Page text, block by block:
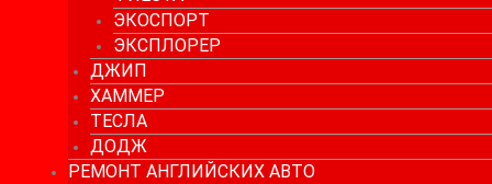
ЭКОСПОРТ
ЭКСПЛОРЕР
ДЖИП
ХАММЕР
ТЕСЛА
ДОДЖ
РЕМОНТ АНГЛИЙСКИХ АВТО